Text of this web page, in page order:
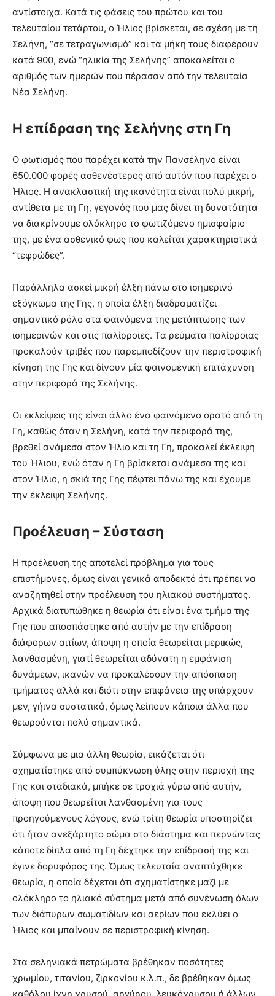
αντίστοιχα. Κατά τις φάσεις του πρώτου και του
τελευταίου τετάρτου, ο Ήλιος βρίσκεται, σε σχέση με τη
Σελήνη, “σε τετραγωνισμό” και τα μήκη τους διαφέρουν
κατά 900, ενώ “ηλικία της Σελήνης” αποκαλείται ο
αριθμός των ημερών που πέρασαν από την τελευταία
Νέα Σελήνη.
Η επίδραση της Σελήνης στη Γη
Ο φωτισμός που παρέχει κατά την Πανσέληνο είναι
650.000 φορές ασθενέστερος από αυτόν που παρέχει ο
Ήλιος. Η ανακλαστική της ικανότητα είναι πολύ μικρή,
αντίθετα με τη Γη, γεγονός που μας δίνει τη δυνατότητα
να διακρίνουμε ολόκληρο το φωτιζόμενο ημισφαίριο
της, με ένα ασθενικό φως που καλείται χαρακτηριστικά
“τεφρώδες”.
Παράλληλα ασκεί μικρή έλξη πάνω στο ισημερινό
εξόγκωμα της Γης, η οποία έλξη διαδραματίζει
σημαντικό ρόλο στα φαινόμενα της μετάπτωσης των
ισημερινών και στις παλίρροιες. Τα ρεύματα παλίρροιας
προκαλούν τριβές που παρεμποδίζουν την περιστροφική
κίνηση της Γης και δίνουν μία φαινομενική επιτάχυνση
στην περιφορά της Σελήνης.
Οι εκλείψεις της είναι άλλο ένα φαινόμενο ορατό από τη
Γη, καθώς όταν η Σελήνη, κατά την περιφορά της,
βρεθεί ανάμεσα στον Ήλιο και τη Γη, προκαλεί έκλειψη
του Ήλιου, ενώ όταν η Γη βρίσκεται ανάμεσα της και
στον Ήλιο, η σκιά της Γης πέφτει πάνω της και έχουμε
την έκλειψη Σελήνης.
Προέλευση – Σύσταση
Η προέλευση της αποτελεί πρόβλημα για τους
επιστήμονες, όμως είναι γενικά αποδεκτό ότι πρέπει να
αναζητηθεί στην προέλευση του ηλιακού συστήματος.
Αρχικά διατυπώθηκε η θεωρία ότι είναι ένα τμήμα της
Γης που αποσπάστηκε από αυτήν με την επίδραση
διάφορων αιτίων, άποψη η οποία θεωρείται μερικώς,
λανθασμένη, γιατί θεωρείται αδύνατη η εμφάνιση
δυνάμεων, ικανών να προκαλέσουν την απόσπαση
τμήματος αλλά και διότι στην επιφάνεια της υπάρχουν
μεν, γήινα συστατικά, όμως λείπουν κάποια άλλα που
θεωρούνται πολύ σημαντικά.
Σύμφωνα με μια άλλη θεωρία, εικάζεται ότι
σχηματίστηκε από συμπύκνωση ύλης στην περιοχή της
Γης και σταδιακά, μπήκε σε τροχιά γύρω από αυτήν,
άποψη που θεωρείται λανθασμένη για τους
προηγούμενους λόγους, ενώ τρίτη θεωρία υποστηρίζει
ότι ήταν ανεξάρτητο σώμα στο διάστημα και περνώντας
κάποτε δίπλα από τη Γη δέχτηκε την επίδρασή της και
έγινε δορυφόρος της. Όμως τελευταία αναπτύχθηκε
θεωρία, η οποία δέχεται ότι σχηματίστηκε μαζί με
ολόκληρο το ηλιακό σύστημα μετά από συνένωση όλων
των διάπυρων σωματιδίων και αερίων που εκλύει ο
Ήλιος και μπαίνουν σε περιστροφική κίνηση.
Στα σεληνιακά πετρώματα βρέθηκαν ποσότητες
χρωμίου, τιτανίου, ζιρκονίου κ.λ.π., δε βρέθηκαν όμως